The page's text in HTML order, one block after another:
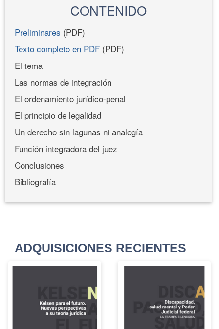
CONTENIDO
Preliminares (PDF)
Texto completo en PDF (PDF)
El tema
Las normas de integración
El ordenamiento jurídico-penal
El principio de legalidad
Un derecho sin lagunas ni analogía
Función integradora del juez
Conclusiones
Bibliografía
ADQUISICIONES RECIENTES